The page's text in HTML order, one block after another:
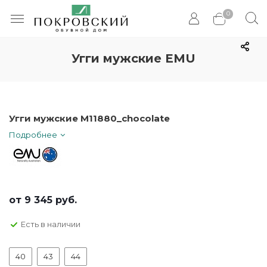
0
Угги мужские EMU
Угги мужские M11880_chocolate
Подробнее
от 9 345 руб.
Есть в наличии
40 43 44